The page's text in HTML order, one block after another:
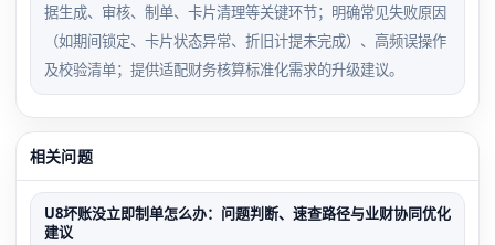
据生成、审核、制单、卡片清理等关键环节；明确常见失败原因
（如期间锁定、卡片状态异常、折旧计提未完成）、高频误操作
及校验清单；提供适配财务核算标准化需求的升级建议。
相关问题
U8坏账没立即制单怎么办：问题判断、速查路径与业财协同优化
建议